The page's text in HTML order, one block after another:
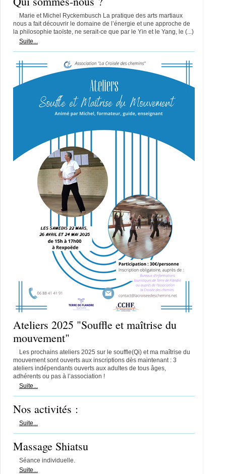
Marie et Michel Ryckembusch La pratique des arts martiaux
nous a fait découvrir le domaine de l’énergie et une approche de
la philosophie taoïste, ne serait-ce que par le Yin et le Yang, le (...)
Suite...
Ateliers 2025 "Souffle et maîtrise du
mouvement"
Les prochains ateliers 2025 sur le souffle(Qi) et ma maîtrise du
mouvement sont ouverts aux inscriptions dès maintenant : 3
ateliers indépendants ouverts aux adultes de tous âges,
adhérents ou pas à l’association !
Suite...
Nos activités :
Suite...
Massage Shiatsu
Séance individuelle.
Suite...